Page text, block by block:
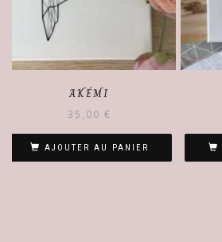
AKÉMI
35,00 €
AJOUTER AU PANIER